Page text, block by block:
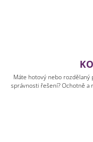
Máte hotový nebo
správnosti řešení? Ochotně